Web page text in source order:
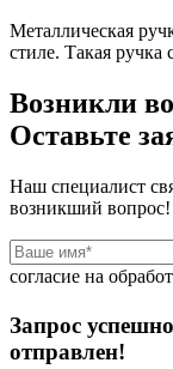
Металлическая
стиле. Такая ручка
Возникли
Оставьте
Наш специалист
возникший вопрос!
согласие на
Запрос успешно
отправлен!